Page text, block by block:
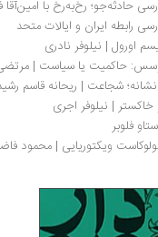
رخ‌به‌رخ با امین‌آقا فرزانه
ایران و ایالات متحد
| نیلوفر نادری
یا سیاست | مرتضی ویسی
شجاعت | ریحانه قاسم رشیدی
| نیلوفر اجری
ویکتوریایی | محمود فاضلی